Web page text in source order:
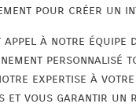
pour créer un
appel à notre équipe
expertise à
et vous garantir un